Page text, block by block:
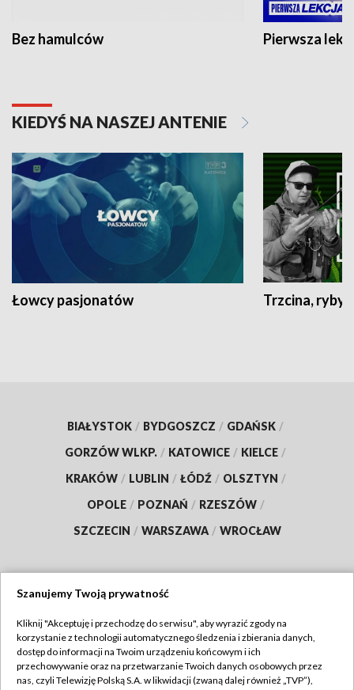
Bez hamulców Pierwsza
KIEDYŚ NA NASZEJ ANTENIE
Łowcy pasjonatów Trzcina, ryby
BIAŁYSTOK / BYDGOSZCZ / GDAŃSK /
GORZÓW WLKP. / KATOWICE / KIELCE /
KRAKÓW / LUBLIN / ŁÓDŹ / OLSZTYN /
OPOLE / POZNAŃ / RZESZÓW /
SZCZECIN / WARSZAWA / WROCŁAW
TVP
Abonament TVP
Regulamin TVP
Szanujemy Twoją prywatność
Kliknij "Akceptuję i przechodzę do serwisu", aby wyrazić zgody na
korzystanie z technologii automatycznego śledzenia i zbierania danych,
dostęp do informacji na Twoim urządzeniu końcowym i ich
przechowywanie oraz na przetwarzanie Twoich danych osobowych przez
nas, czyli Telewizję Polską S.A. w likwidacji (zwaną dalej również „TVP”),